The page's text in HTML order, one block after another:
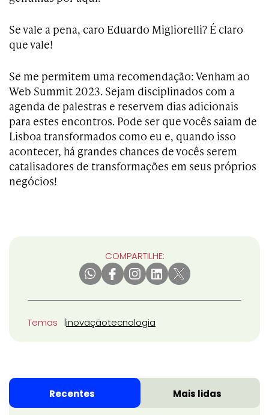
Se vale a pena, caro Eduardo Migliorelli? É claro
que vale!
Se me permitem uma recomendação: Venham ao
Web Summit 2023. Sejam disciplinados com a
agenda de palestras e reservem dias adicionais
para estes encontros. Pode ser que vocês saiam de
Lisboa transformados como eu e, quando isso
acontecer, há grandes chances de vocês serem
catalisadores de transformações em seus próprios
negócios!
COMPARTILHE:
Temas inovaçãotecnologia
Recentes Mais lidas